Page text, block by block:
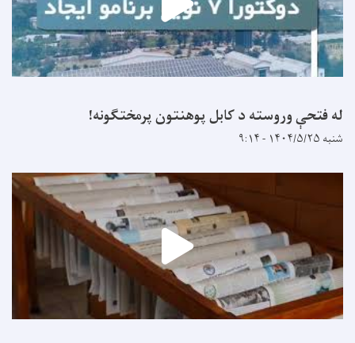
له فتحې وروسته د کابل پوهنتون پرمختګونه!
شنبه ۱۴۰۴/۵/۲۵ - ۹:۱۴